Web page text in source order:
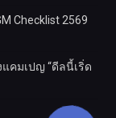
Checklist 2569
คมเปญ “ดีลนี้เริ่ด